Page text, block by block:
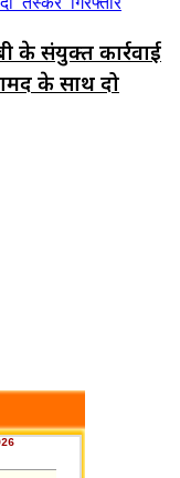
के संयुक्त कार्रवाई
के साथ दो